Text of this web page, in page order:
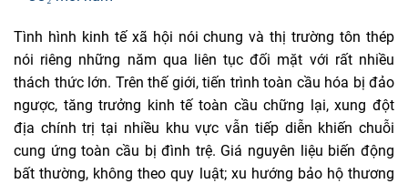
Tình hình kinh tế xã hội nói chung và thị trường tôn thép
nói riêng những năm qua liên tục đối mặt với rất nhiều
thách thức lớn. Trên thế giới, tiến trình toàn cầu hóa bị đảo
ngược, tăng trưởng kinh tế toàn cầu chững lại, xung đột
địa chính trị tại nhiều khu vực vẫn tiếp diễn khiến chuỗi
cung ứng toàn cầu bị đình trệ. Giá nguyên liệu biến động
bất thường, không theo quy luật; xu hướng bảo hộ thương